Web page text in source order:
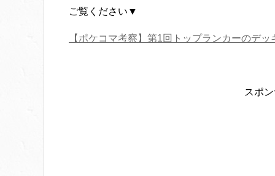
ご覧ください▼
【ポケコマ考察】第1回トップランカーのデッ
スポ